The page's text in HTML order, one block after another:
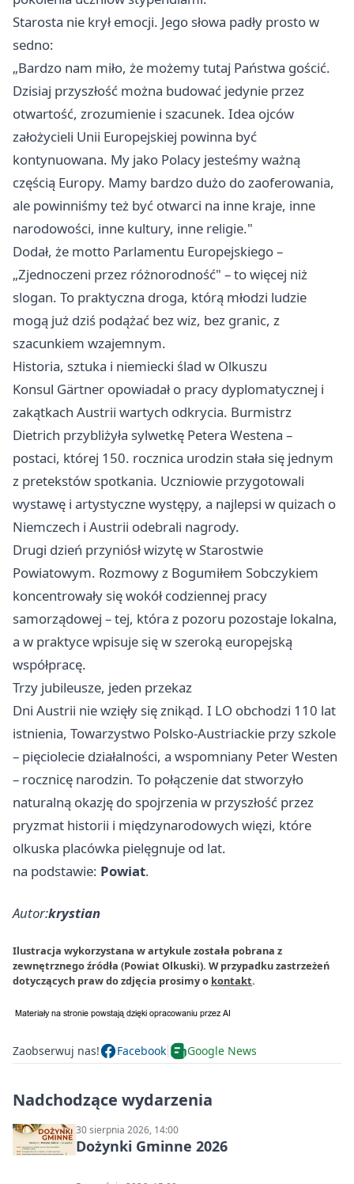
Starosta nie krył emocji. Jego słowa padły prosto w
sedno:
„Bardzo nam miło, że możemy tutaj Państwa gościć.
Dzisiaj przyszłość można budować jedynie przez
otwartość, zrozumienie i szacunek. Idea ojców
założycieli Unii Europejskiej powinna być
kontynuowana. My jako Polacy jesteśmy ważną
częścią Europy. Mamy bardzo dużo do zaoferowania,
ale powinniśmy też być otwarci na inne kraje, inne
narodowości, inne kultury, inne religie."
Dodał, że motto Parlamentu Europejskiego –
„Zjednoczeni przez różnorodność" – to więcej niż
slogan. To praktyczna droga, którą młodzi ludzie
mogą już dziś podążać bez wiz, bez granic, z
szacunkiem wzajemnym.
Historia, sztuka i niemiecki ślad w Olkuszu
Konsul Gärtner opowiadał o pracy dyplomatycznej i
zakątkach Austrii wartych odkrycia. Burmistrz
Dietrich przybliżyła sylwetkę Petera Westena –
postaci, której 150. rocznica urodzin stała się jednym
z pretekstów spotkania. Uczniowie przygotowali
wystawę i artystyczne występy, a najlepsi w quizach o
Niemczech i Austrii odebrali nagrody.
Drugi dzień przyniósł wizytę w Starostwie
Powiatowym. Rozmowy z Bogumiłem Sobczykiem
koncentrowały się wokół codziennej pracy
samorządowej – tej, która z pozoru pozostaje lokalna,
a w praktyce wpisuje się w szeroką europejską
współpracę.
Trzy jubileusze, jeden przekaz
Dni Austrii nie wzięły się znikąd. I LO obchodzi 110 lat
istnienia, Towarzystwo Polsko-Austriackie przy szkole
– pięciolecie działalności, a wspomniany Peter Westen
– rocznicę narodzin. To połączenie dat stworzyło
naturalną okazję do spojrzenia w przyszłość przez
pryzmat historii i międzynarodowych więzi, które
olkuska placówka pielęgnuje od lat.
na podstawie: Powiat.
Autor:krystian
Ilustracja wykorzystana w artykule została pobrana z
zewnętrznego źródła (Powiat Olkuski). W przypadku zastrzeżeń
dotyczących praw do zdjęcia prosimy o kontakt.
Zaobserwuj nas! Facebook Google News
Nadchodzące wydarzenia
30 sierpnia 2026, 14:00
Dożynki Gminne 2026